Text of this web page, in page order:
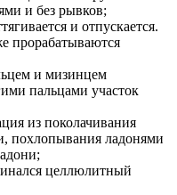
и без рывков;
и отпускается.
прорабатываются
и мизинцем
пальцами участок
из поколачивания
похлопывания ладонями
целлюлитный